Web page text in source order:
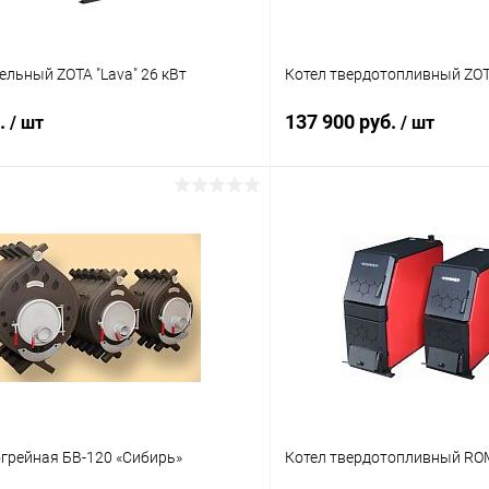
ZOTA "Lava" 26 кВт
/ шт
Сравнение
Под заказ
Котел твердотопливный
137 900 руб. / шт
Купить в 1 клик
В избранное
БВ-120 «Сибирь» Котел твердотопливный